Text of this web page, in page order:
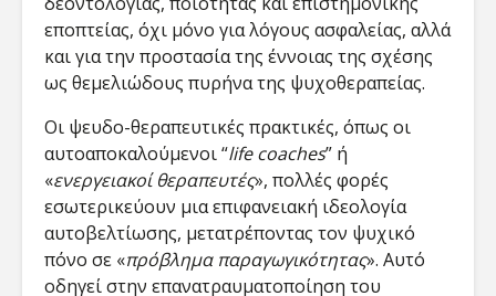
εποπτείας, όχι μόνο για λόγους ασφαλείας, αλλά
και για την προστασία της έννοιας της σχέσης
ως θεμελιώδους πυρήνα της ψυχοθεραπείας​.
Οι ψευδο-θεραπευτικές πρακτικές, όπως οι
αυτοαποκαλούμενοι “life coaches” ή
«ενεργειακοί θεραπευτές», πολλές φορές
εσωτερικεύουν μια επιφανειακή ιδεολογία
αυτοβελτίωσης, μετατρέποντας τον ψυχικό
πόνο σε «πρόβλημα παραγωγικότητας». Αυτό
οδηγεί στην επανατραυματοποίηση του